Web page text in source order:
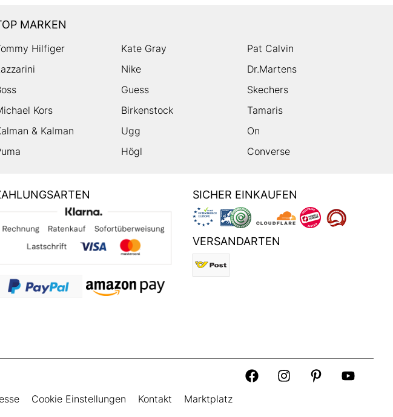
MARKEN
Hilfiger Kate Gray
Pat Calvin
Nike
Dr.Martens
Guess
Skechers
Kors
Birkenstock
Tamaris
& Kalman
Ugg
On
Högl Converse
SICHER EINKAUFEN
VERSANDARTEN
Cookie Einstellungen Kontakt Marktplatz